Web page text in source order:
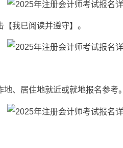
我已阅读并遵守】。
、居住地就近或就地报名参考。